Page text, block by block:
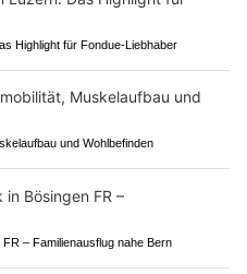
Highlight für Fondue-Liebhaber
und Wohlbefinden
– Familienausflug nahe Bern